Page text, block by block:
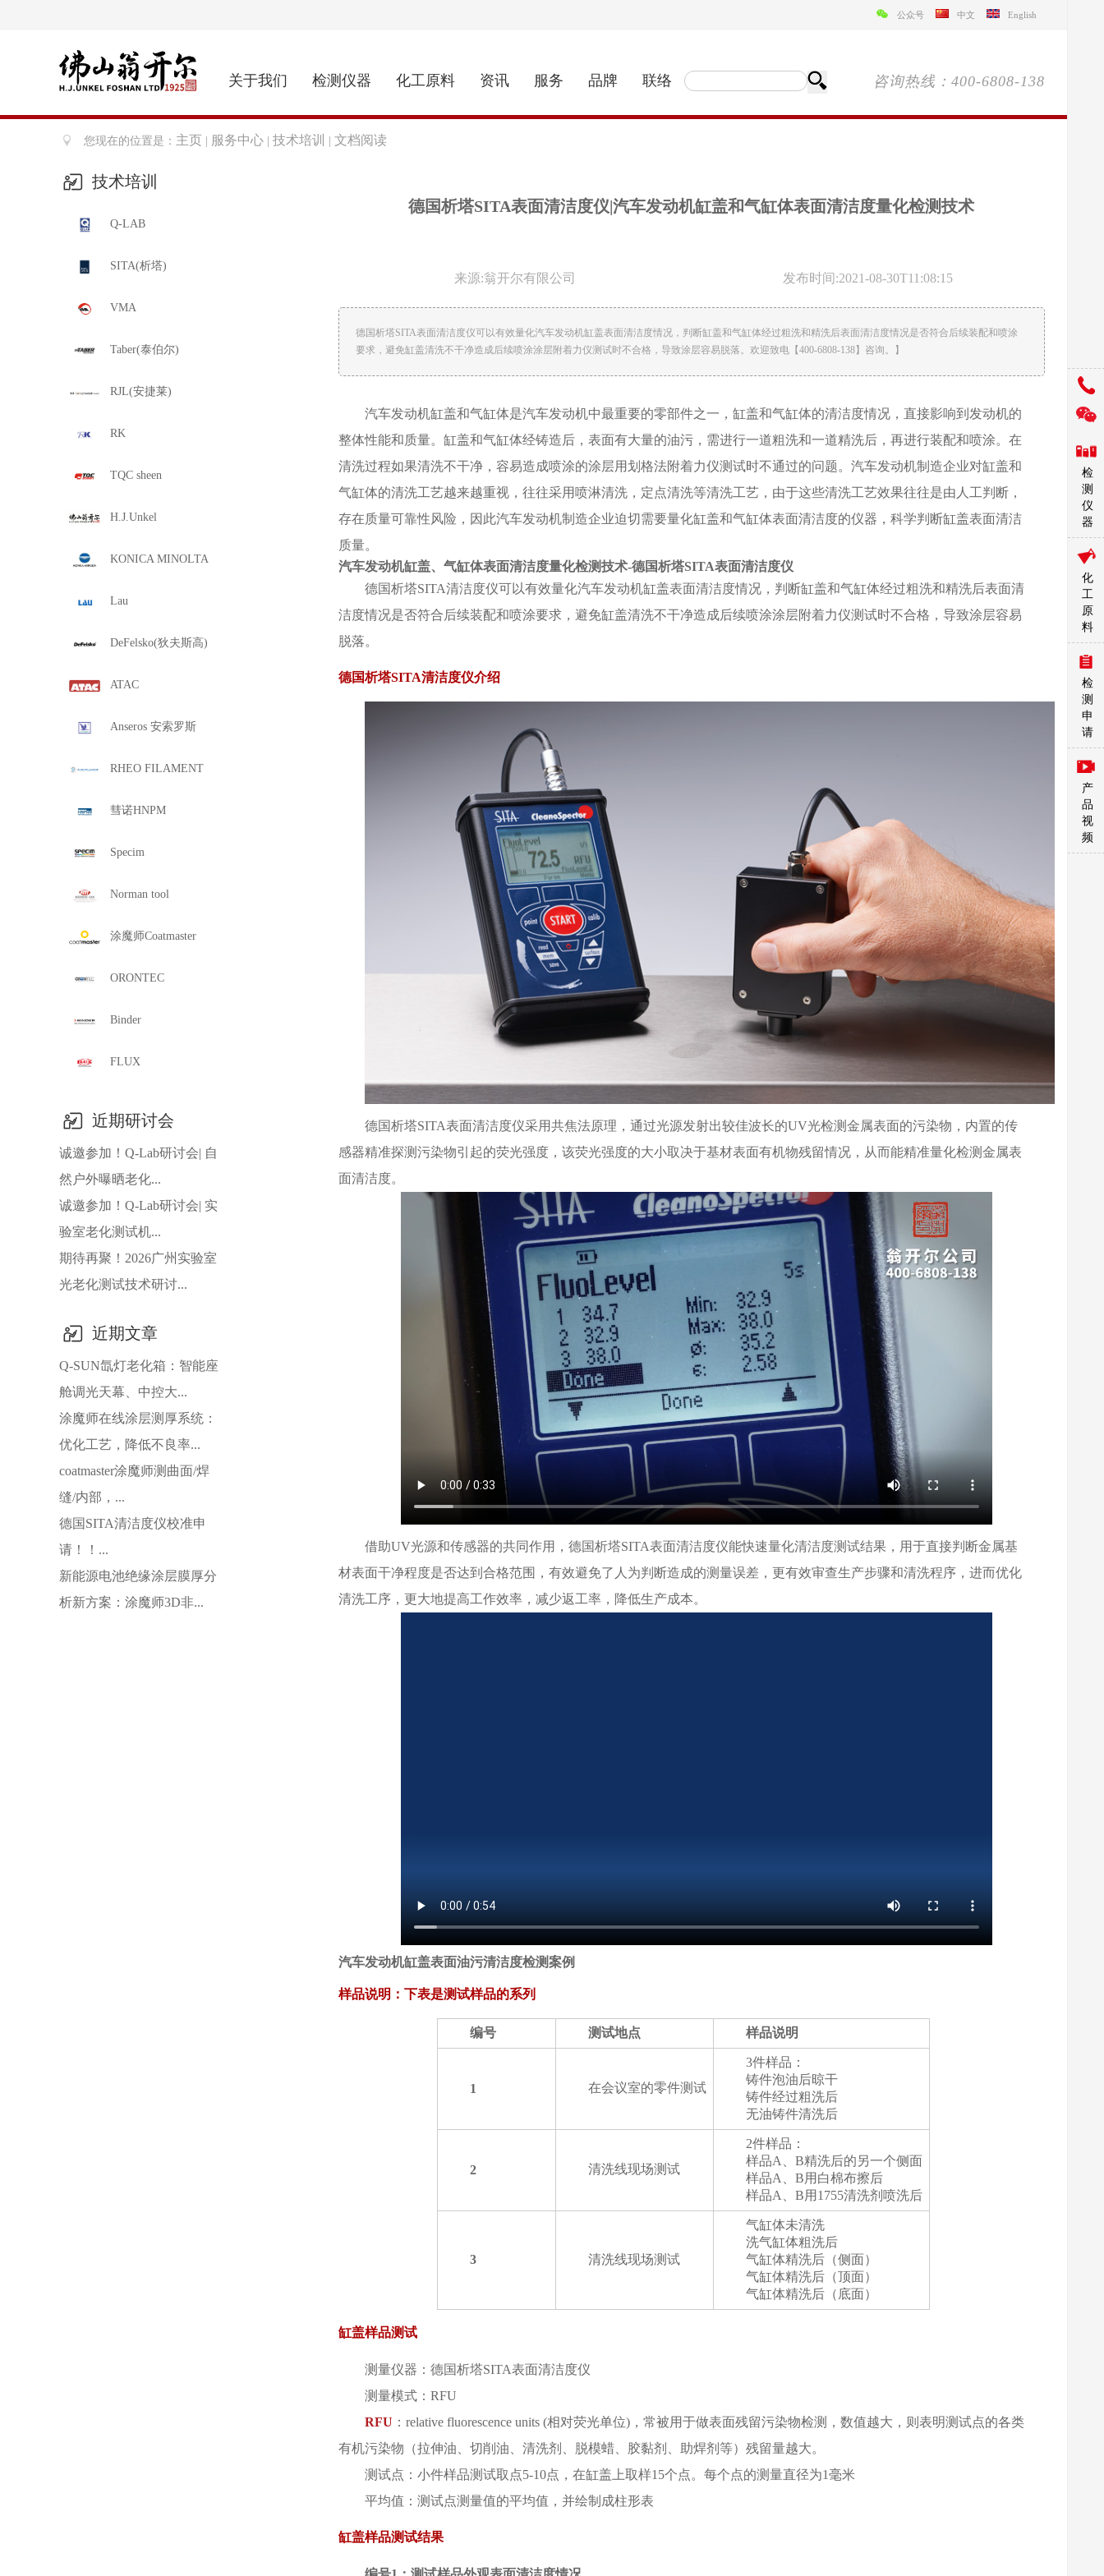
公众号 中文 English
关于我们 检测仪器 化工原料 资讯 服务 品牌 联络 咨询热线：400-6808-138
您现在的位置是： 主页 服务中心 技术培训 文档阅读
技术培训
Q-LAB
SITA(析塔)
VMA
Taber(泰伯尔)
RJL(安捷莱)
RK
TQC sheen
H.J.Unkel
KONICA MINOLTA
Lau
DeFelsko(狄夫斯高)
ATAC
Anseros 安索罗斯
RHEO FILAMENT
彗诺HNPM
Specim
Norman tool
涂魔师Coatmaster
ORONTEC
Binder
FLUX
近期研讨会
诚邀参加！Q-Lab研讨会| 自
然户外曝晒老化...
诚邀参加！Q-Lab研讨会| 实
验室老化测试机...
期待再聚！2026广州实验室
光老化测试技术研讨...
近期文章
Q-SUN氙灯老化箱：智能座
舱调光天幕、中控大...
涂魔师在线涂层测厚系统：
优化工艺，降低不良率...
coatmaster涂魔师测曲面/焊
缝/内部，...
德国SITA清洁度仪校准申
请！！...
新能源电池绝缘涂层膜厚分
析新方案：涂魔师3D非...
德国析塔SITA表面清洁度仪|汽车发动机缸盖和气缸体表面清洁度量化检测技术
来源:翁开尔有限公司 发布时间:2021-08-30T11:08:15
德国析塔SITA表面清洁度仪可以有效量化汽车发动机缸盖表面清洁度情况，判断缸盖和气缸体经过粗洗和精洗后表面清洁度情况是否符合后续装配和喷涂
要求，避免缸盖清洗不干净造成后续喷涂涂层附着力仪测试时不合格，导致涂层容易脱落。欢迎致电【400-6808-138】咨询。】
汽车发动机缸盖和气缸体是汽车发动机中最重要的零部件之一，缸盖和气缸体的清洁度情况，直接影响到发动机的
整体性能和质量。缸盖和气缸体经铸造后，表面有大量的油污，需进行一道粗洗和一道精洗后，再进行装配和喷涂。在
清洗过程如果清洗不干净，容易造成喷涂的涂层用划格法附着力仪测试时不通过的问题。汽车发动机制造企业对缸盖和
气缸体的清洗工艺越来越重视，往往采用喷淋清洗，定点清洗等清洗工艺，由于这些清洗工艺效果往往是由人工判断，
存在质量可靠性风险，因此汽车发动机制造企业迫切需要量化缸盖和气缸体表面清洁度的仪器，科学判断缸盖表面清洁
质量。
汽车发动机缸盖、气缸体表面清洁度量化检测技术-德国析塔SITA表面清洁度仪
德国析塔SITA清洁度仪可以有效量化汽车发动机缸盖表面清洁度情况，判断缸盖和气缸体经过粗洗和精洗后表面清
洁度情况是否符合后续装配和喷涂要求，避免缸盖清洗不干净造成后续喷涂涂层附着力仪测试时不合格，导致涂层容易
脱落。
德国析塔SITA清洁度仪介绍
德国析塔SITA表面清洁度仪采用共焦法原理，通过光源发射出较佳波长的UV光检测金属表面的污染物，内置的传
感器精准探测污染物引起的荧光强度，该荧光强度的大小取决于基材表面有机物残留情况，从而能精准量化检测金属表
面清洁度。
借助UV光源和传感器的共同作用，德国析塔SITA表面清洁度仪能快速量化清洁度测试结果，用于直接判断金属基
材表面干净程度是否达到合格范围，有效避免了人为判断造成的测量误差，更有效审查生产步骤和清洗程序，进而优化
清洗工序，更大地提高工作效率，减少返工率，降低生产成本。
汽车发动机缸盖表面油污清洁度检测案例
样品说明：下表是测试样品的系列
编号 测试地点 样品说明
1 在会议室的零件测试
3件样品：
铸件泡油后晾干
铸件经过粗洗后
无油铸件清洗后
2 清洗线现场测试
2件样品：
样品A、B精洗后的另一个侧面
样品A、B用白棉布擦后
样品A、B用1755清洗剂喷洗后
3 清洗线现场测试
气缸体未清洗
洗气缸体粗洗后
气缸体精洗后（侧面）
气缸体精洗后（顶面）
气缸体精洗后（底面）
缸盖样品测试
测量仪器：德国析塔SITA表面清洁度仪
测量模式：RFU
RFU ：relative fluorescence units (相对荧光单位)，常被用于做表面残留污染物检测，数值越大，则表明测试点的各类
有机污染物（拉伸油、切削油、清洗剂、脱模蜡、胶黏剂、助焊剂等）残留量越大。
测试点：小件样品测试取点5-10点，在缸盖上取样15个点。每个点的测量直径为1毫米
平均值：测试点测量值的平均值，并绘制成柱形表
缸盖样品测试结果
检
测
仪
器
化
工
原
料
检
测
申
请
产
品
视
频